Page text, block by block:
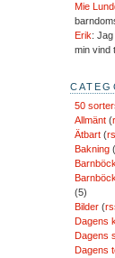
Mie
Erik:
min vind
50
Allmänt(
Ätbart(
Bakning(
(5)
Bilder(
Dagens
Dagens
Dagens